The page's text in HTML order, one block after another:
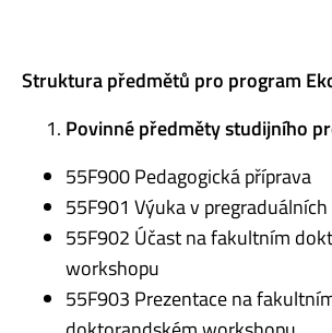
Struktura předmětů pro program
Povinné předměty studijního
55F900 Pedagogická příprava
55F901 Výuka v
55F902 Účast na fakultním
workshopu
55F903 Prezentace na